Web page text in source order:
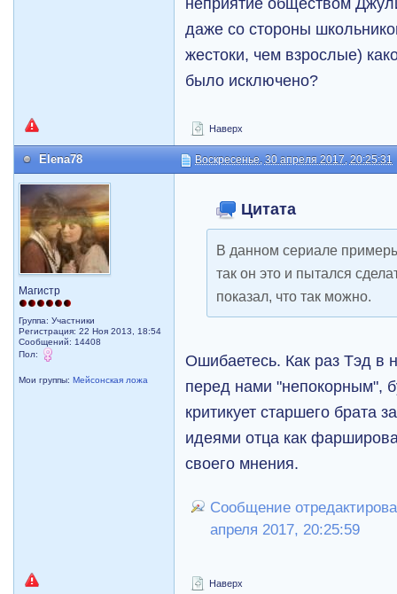
даже со стороны
жестоки, чем взрослые)
было исключено?
Наверх
Elena78 Воскресенье, 30 апреля 2017, 20:25:31
Магистр
Группа: Участники
Регистрация: 22 Ноя 2013, 18:54
Сообщений: 14408
Пол:
Мои группы:Мейсонская ложа
Цитата
В данном сериале
так он это и пытался
показал, что так можно.
Ошибаетесь. Как раз Тэд в
перед нами "непокорным",
критикует старшего брата
идеями отца как
своего мнения.
Сообщение
апреля 2017, 20:25:59
Наверх